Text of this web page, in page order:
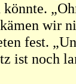
wir
fest.
ist noch